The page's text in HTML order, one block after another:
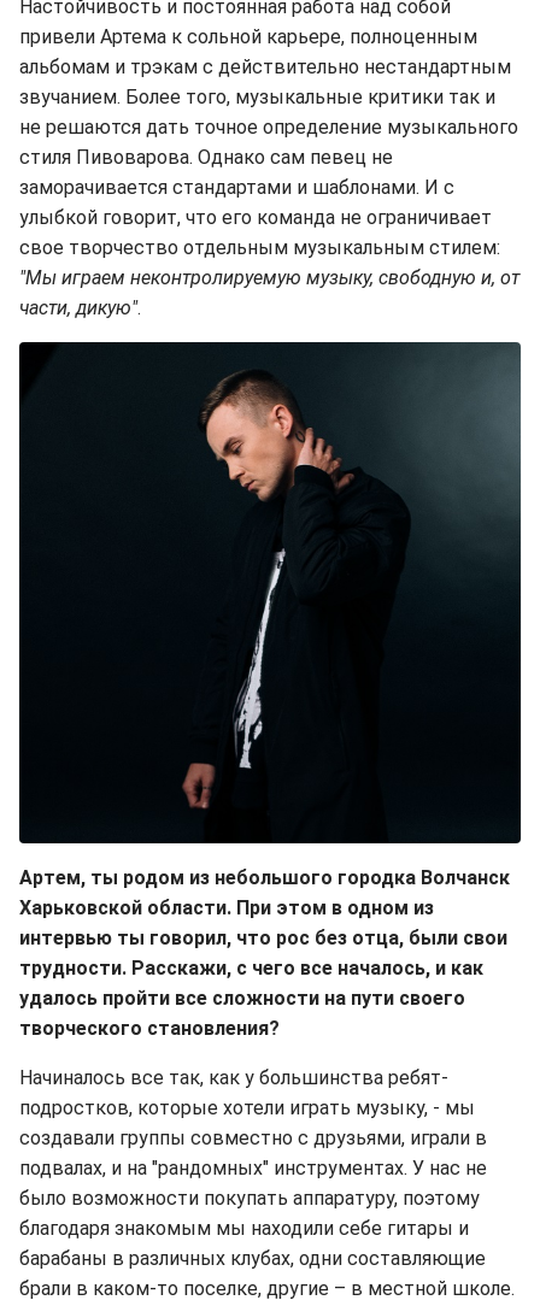
Настойчивость и постоянная работа над собой
привели Артема к сольной карьере, полноценным
альбомам и трэкам с действительно нестандартным
звучанием. Более того, музыкальные критики так и
не решаются дать точное определение музыкального
стиля Пивоварова. Однако сам певец не
заморачивается стандартами и шаблонами. И с
улыбкой говорит, что его команда не ограничивает
свое творчество отдельным музыкальным стилем:
"Мы играем неконтролируемую музыку, свободную и, от
части, дикую".
Артем, ты родом из небольшого городка Волчанск
Харьковской области. При этом в одном из
интервью ты говорил, что рос без отца, были свои
трудноcти. Расскажи, с чего все началось, и как
удалось пройти все сложности на пути своего
творческого становления?
Начиналось все так, как у большинства ребят-
подростков, которые хотели играть музыку, - мы
создавали группы совместно с друзьями, играли в
подвалах, и на "рандомных" инструментах. У нас не
было возможности покупать аппаратуру, поэтому
благодаря знакомым мы находили себе гитары и
барабаны в различных клубах, одни составляющие
брали в каком-то поселке, другие – в местной школе.